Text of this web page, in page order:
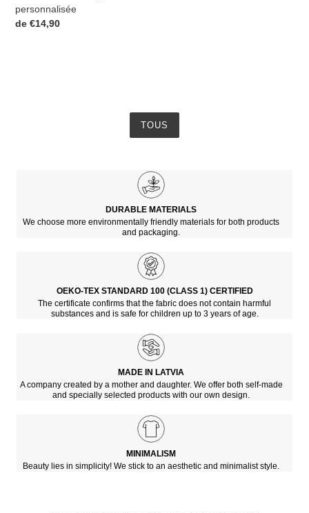
personnalisée
Prix
de €14,90
TOUS
DURABLE MATERIALS
We choose more environmentally friendly materials for both products
and packaging.
OEKO-TEX STANDARD 100 (CLASS 1) CERTIFIED
The certificate confirms that the fabric does not contain harmful
substances and is safe for children up to 3 years of age.
MADE IN LATVIA
A company created by a mother and daughter. We offer both self-made
and specially selected products with our own design.
MINIMALISM
Beauty lies in simplicity! We stick to an aesthetic and minimalist style.